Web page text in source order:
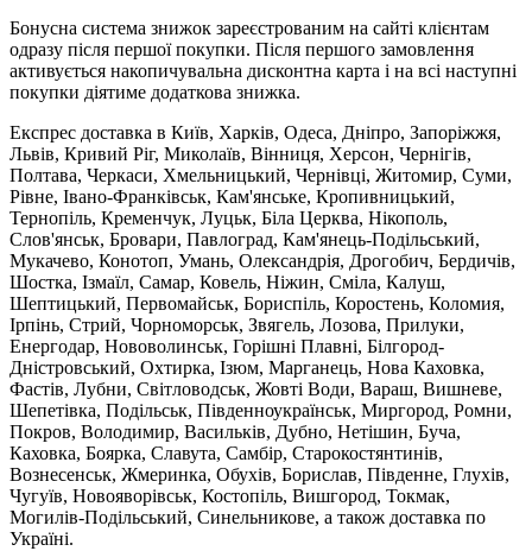
Бонусна система знижок зареєстрованим на сайті клієнтам
одразу після першої покупки. Після першого замовлення
активується накопичувальна дисконтна карта і на всі наступні
покупки діятиме додаткова знижка.
Експрес доставка в Київ, Харків, Одеса, Дніпро, Запоріжжя,
Львів, Кривий Ріг, Миколаїв, Вінниця, Херсон, Чернігів,
Полтава, Черкаси, Хмельницький, Чернівці, Житомир, Суми,
Рівне, Івано-Франківськ, Кам'янське, Кропивницький,
Тернопіль, Кременчук, Луцьк, Біла Церква, Нікополь,
Слов'янськ, Бровари, Павлоград, Кам'янець-Подільський,
Мукачево, Конотоп, Умань, Олександрія, Дрогобич, Бердичів,
Шостка, Ізмаїл, Самар, Ковель, Ніжин, Сміла, Калуш,
Шептицький, Первомайськ, Бориспіль, Коростень, Коломия,
Ірпінь, Стрий, Чорноморськ, Звягель, Лозова, Прилуки,
Енергодар, Нововолинськ, Горішні Плавні, Білгород-
Дністровський, Охтирка, Ізюм, Марганець, Нова Каховка,
Фастів, Лубни, Світловодськ, Жовті Води, Вараш, Вишневе,
Шепетівка, Подільськ, Південноукраїнськ, Миргород, Ромни,
Покров, Володимир, Васильків, Дубно, Нетішин, Буча,
Каховка, Боярка, Славута, Самбір, Старокостянтинів,
Вознесенськ, Жмеринка, Обухів, Борислав, Південне, Глухів,
Чугуїв, Новояворівськ, Костопіль, Вишгород, Токмак,
Могилів-Подільський, Синельникове, а також доставка по
Україні.